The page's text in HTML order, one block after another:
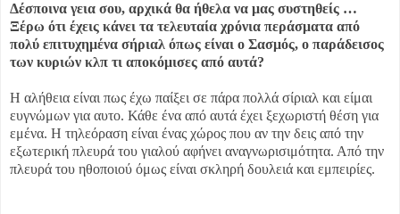
Δέσποινα γεια σου, αρχικά θα ήθελα να μας συστηθείς …
Ξέρω ότι έχεις κάνει τα τελευταία χρόνια περάσματα από
πολύ επιτυχημένα σήριαλ όπως είναι ο Σασμός, ο παράδεισος
των κυριών κλπ τι αποκόμισες από αυτά?
Η αλήθεια είναι πως έχω παίξει σε πάρα πολλά σίριαλ και είμαι
ευγνώμων για αυτο. Κάθε ένα από αυτά έχει ξεχωριστή θέση για
εμένα. Η τηλεόραση είναι ένας χώρος που αν την δεις από την
εξωτερική πλευρά του γιαλού αφήνει αναγνωρισιμότητα. Από την
πλευρά του ηθοποιού όμως είναι σκληρή δουλειά και εμπειρίες.